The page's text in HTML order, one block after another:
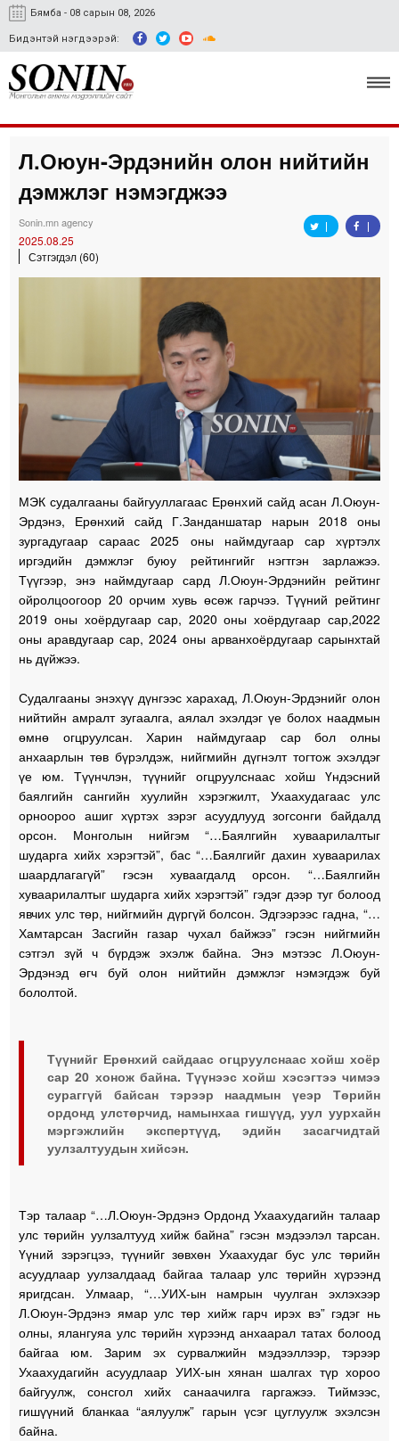
Бямба - 08 сарын 08, 2026
Бидэнтэй нэгдээрэй:
Улс төр, эдийн засаг
Гэмт хэрэг
Спорт
Easy news
Л.Оюун-Эрдэнийн олон нийтийн
дэмжлэг нэмэгджээ
Sonin.mn agency
2025.08.25
Сэтгэгдэл (60)
МЭК судалгааны байгууллагаас Ерөнхий сайд асан Л.Оюун-
Эрдэнэ, Ерөнхий сайд Г.Занданшатар нарын 2018 оны
зургадугаар сараас 2025 оны наймдугаар сар хүртэлх
иргэдийн дэмжлэг буюу рейтингийг нэгтгэн зарлажээ.
Түүгээр, энэ наймдугаар сард Л.Оюун-Эрдэнийн рейтинг
ойролцоогоор 20 орчим хувь өсөж гарчээ. Түүний рейтинг
2019 оны хоёрдугаар сар, 2020 оны хоёрдугаар сар,2022
оны аравдугаар сар, 2024 оны арванхоёрдугаар сарынхтай
нь дүйжээ.
Судалгааны энэхүү дүнгээс харахад, Л.Оюун-Эрдэнийг олон
нийтийн амралт зугаалга, аялал эхэлдэг үе болох наадмын
өмнө огцруулсан. Харин наймдугаар сар бол олны
анхаарлын төв бүрэлдэж, нийгмийн дүгнэлт тогтож эхэлдэг
үе юм. Түүнчлэн, түүнийг огцруулснаас хойш Үндэсний
баялгийн сангийн хуулийн хэрэгжилт, Ухаахудагаас улс
орноороо ашиг хүртэх зэрэг асуудлууд зогсонги байдалд
орсон. Монголын нийгэм “…Баялгийн хуваарилалтыг
шударга хийх хэрэгтэй”, бас “…Баялгийг дахин хуваарилах
шаардлагагүй” гэсэн хуваагдалд орсон. “…Баялгийн
хуваарилалтыг шударга хийх хэрэгтэй” гэдэг дээр туг болоод
явчих улс төр, нийгмийн дүргүй болсон. Эдгээрээс гадна, “…
Хамтарсан Засгийн газар чухал байжээ” гэсэн нийгмийн
сэтгэл зүй ч бүрдэж эхэлж байна. Энэ мэтээс Л.Оюун-
Эрдэнэд өгч буй олон нийтийн дэмжлэг нэмэгдэж буй
бололтой.
Түүнийг Ерөнхий сайдаас огцруулснаас хойш хоёр
сар 20 хонож байна. Түүнээс хойш хэсэгтээ чимээ
сураггүй байсан тэрээр наадмын үеэр Төрийн
ордонд улстөрчид, намынхаа гишүүд, уул уурхайн
мэргэжлийн экспертүүд, эдийн засагчидтай
уулзалтуудын хийсэн.
Тэр талаар “…Л.Оюун-Эрдэнэ Ордонд Ухаахудагийн талаар
улс төрийн уулзалтууд хийж байна” гэсэн мэдээлэл тарсан.
Үүний зэрэгцээ, түүнийг зөвхөн Ухаахудаг бус улс төрийн
асуудлаар уулзалдаад байгаа талаар улс төрийн хүрээнд
яригдсан. Улмаар, “…УИХ-ын намрын чуулган эхлэхээр
Л.Оюун-Эрдэнэ ямар улс төр хийж гарч ирэх вэ” гэдэг нь
олны, ялангуяа улс төрийн хүрээнд анхаарал татах болоод
байгаа юм. Зарим эх сурвалжийн мэдээллээр, тэрээр
Ухаахудагийн асуудлаар УИХ-ын хянан шалгах түр хороо
байгуулж, сонсгол хийх санаачилга гаргажээ. Тиймээс,
гишүүний бланкаа “аялуулж” гарын үсэг цуглуулж эхэлсэн
байна.